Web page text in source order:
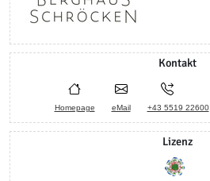
Kontakt
Homepage eMail +43 5519 22600
Lizenz